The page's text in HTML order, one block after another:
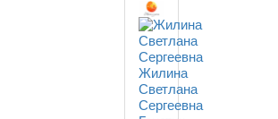
Жилина
Светлана
Сергеевна